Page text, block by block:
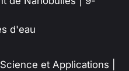
d'eau
et Applications |